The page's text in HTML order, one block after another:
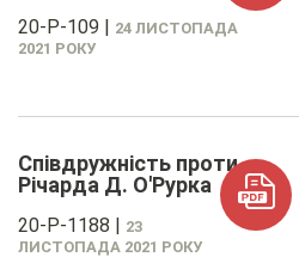
20-P-109 | 24 ЛИСТОПАДА
2021 РОКУ
Співдружність проти
Річарда Д. О'Рурка
20-P-1188 | 23
ЛИСТОПАДА 2021 РОКУ